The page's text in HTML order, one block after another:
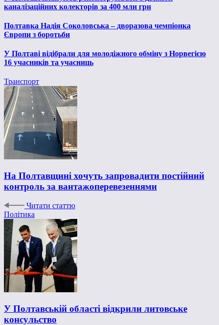
каналізаційних колекторів за 400 млн грн
Полтавка Надія Соколовська – дворазова чемпіонка
Європи з боротьби
У Полтаві відібрали для молодіжного обміну з Норвегією
16 учасників та учасниць
Транспорт
На Полтавщині хочуть запровадити постійний
контроль за вантажоперевезеннями
Читати статтю
Політика
У Полтавській області відкрили литовське
консульство